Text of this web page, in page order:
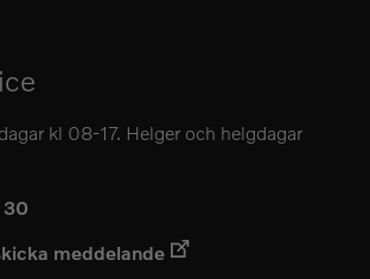
kl 08-17. Helger och helgdagar
30
meddelande